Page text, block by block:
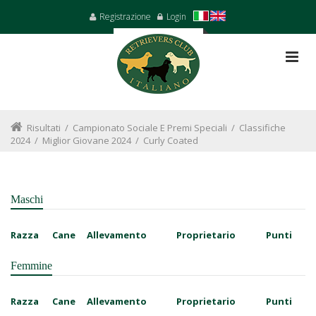
Registrazione Login
Risultati / Campionato Sociale E Premi Speciali / Classifiche
2024/ Miglior Giovane 2024/ Curly Coated
Maschi
Razza Cane Allevamento Proprietario Punti
Femmine
Razza Cane Allevamento Proprietario Punti